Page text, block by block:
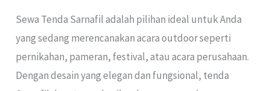
Sewa Tenda Sarnafil adalah pilihan ideal untuk Anda
yang sedang merencanakan acara outdoor seperti
pernikahan, pameran, festival, atau acara perusahaan.
Dengan desain yang elegan dan fungsional, tenda